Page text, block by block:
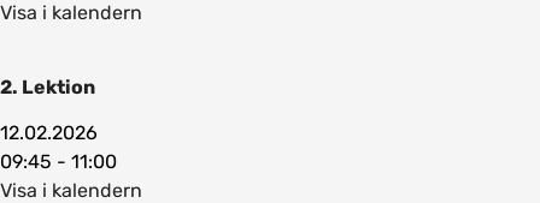
Visa i kalendern
2. Lektion
12.02.2026
09:45 - 11:00
Visa i kalendern